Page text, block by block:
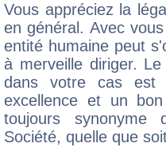
Vous appréciez la
en général. Avec
entité humaine peut
à merveille diriger.
dans votre cas est
excellence et un
toujours synonyme
Société, quelle que